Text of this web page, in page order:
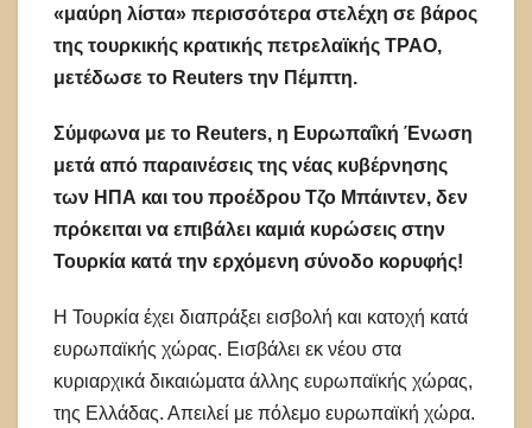
«μαύρη λίστα» περισσότερα στελέχη σε βάρος
της τουρκικής κρατικής πετρελαϊκής ΤΡΑΟ,
μετέδωσε το Reuters την Πέμπτη.
Σύμφωνα με το Reuters, η Ευρωπαΐκή Ένωση
μετά από παραινέσεις της νέας κυβέρνησης
των ΗΠΑ και του προέδρου Τζο Μπάιντεν, δεν
πρόκειται να επιβάλει καμιά κυρώσεις στην
Τουρκία κατά την ερχόμενη σύνοδο κορυφής!
Η Τουρκία έχει διαπράξει εισβολή και κατοχή κατά
ευρωπαϊκής χώρας. Εισβάλει εκ νέου στα
κυριαρχικά δικαιώματα άλλης ευρωπαϊκής χώρας,
της Ελλάδας. Απειλεί με πόλεμο ευρωπαϊκή χώρα.